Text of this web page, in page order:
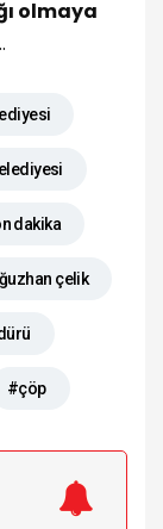
olmaya
dakika
çelik
#çöp